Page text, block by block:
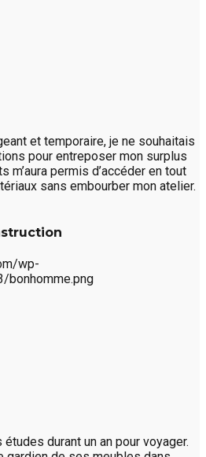
et temporaire, je ne souhaitais
pour entreposer mon surplus
m’aura permis d’accéder en tout
sans embourber mon atelier.
durant un an pour voyager.